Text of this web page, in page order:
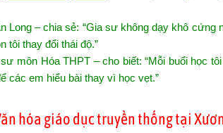
Long – chia sẻ: “Gia sư không dạy khô
tôi thay đổi thái độ.”
môn Hóa THPT – cho biết: “Mỗi buổi học
các em hiểu bài thay vì học vẹt.”
hóa giáo dục truyền thống tại